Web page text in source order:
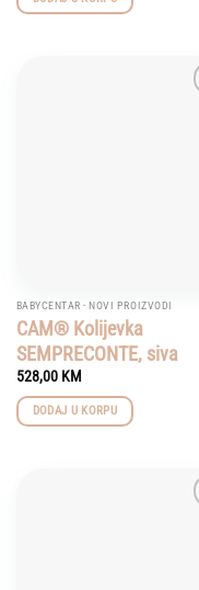
BABYCENTAR - NOVI PROIZVODI
CAM® Kolijevka
SEMPRECONTE, siva
528,00 KM
DODAJ U KORPU